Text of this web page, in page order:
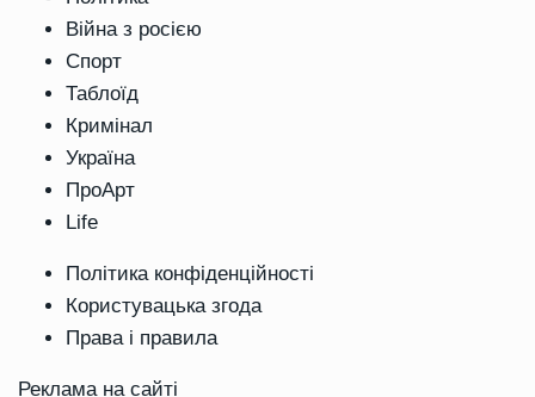
Війна з росією
Спорт
Таблоїд
Кримінал
Україна
ПроАрт
Life
Політика конфіденційності
Користувацька згода
Права і правила
Реклама на сайті